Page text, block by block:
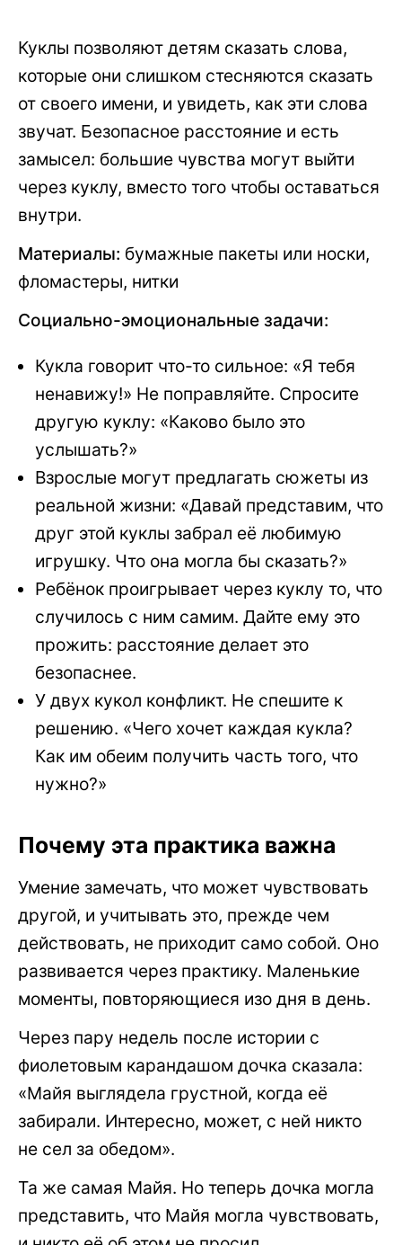
Куклы позволяют детям сказать слова,
которые они слишком стесняются сказать
от своего имени, и увидеть, как эти слова
звучат. Безопасное расстояние и есть
замысел: большие чувства могут выйти
через куклу, вместо того чтобы оставаться
внутри.
Материалы: бумажные пакеты или носки,
фломастеры, нитки
Социально-эмоциональные задачи:
Кукла говорит что-то сильное: «Я тебя
ненавижу!» Не поправляйте. Спросите
другую куклу: «Каково было это
услышать?»
Взрослые могут предлагать сюжеты из
реальной жизни: «Давай представим, что
друг этой куклы забрал её любимую
игрушку. Что она могла бы сказать?»
Ребёнок проигрывает через куклу то, что
случилось с ним самим. Дайте ему это
прожить: расстояние делает это
безопаснее.
У двух кукол конфликт. Не спешите к
решению. «Чего хочет каждая кукла?
Как им обеим получить часть того, что
нужно?»
Почему эта практика важна
Умение замечать, что может чувствовать
другой, и учитывать это, прежде чем
действовать, не приходит само собой. Оно
развивается через практику. Маленькие
моменты, повторяющиеся изо дня в день.
Через пару недель после истории с
фиолетовым карандашом дочка сказала:
«Майя выглядела грустной, когда её
забирали. Интересно, может, с ней никто
не сел за обедом».
Та же самая Майя. Но теперь дочка могла
представить, что Майя могла чувствовать,